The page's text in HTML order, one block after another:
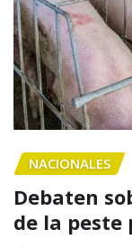
NACIONALES
Debaten
de la peste